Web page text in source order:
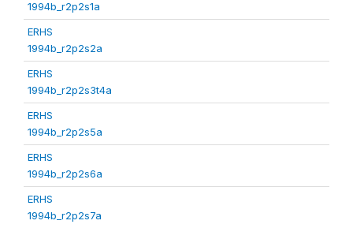
1994b_r2p2s1a
ERHS
1994b_r2p2s2a
ERHS
1994b_r2p2s3t4a
ERHS
1994b_r2p2s5a
ERHS
1994b_r2p2s6a
ERHS
1994b_r2p2s7a